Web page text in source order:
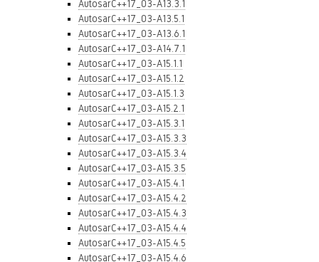
AutosarC++17_03-A13.3.1
AutosarC++17_03-A13.5.1
AutosarC++17_03-A13.6.1
AutosarC++17_03-A14.7.1
AutosarC++17_03-A15.1.1
AutosarC++17_03-A15.1.2
AutosarC++17_03-A15.1.3
AutosarC++17_03-A15.2.1
AutosarC++17_03-A15.3.1
AutosarC++17_03-A15.3.3
AutosarC++17_03-A15.3.4
AutosarC++17_03-A15.3.5
AutosarC++17_03-A15.4.1
AutosarC++17_03-A15.4.2
AutosarC++17_03-A15.4.3
AutosarC++17_03-A15.4.4
AutosarC++17_03-A15.4.5
AutosarC++17_03-A15.4.6